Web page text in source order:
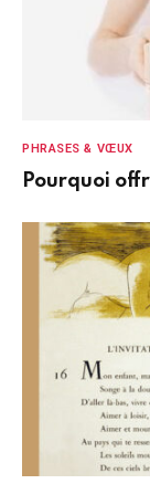
PHRASES & VŒUX
Pourquoi